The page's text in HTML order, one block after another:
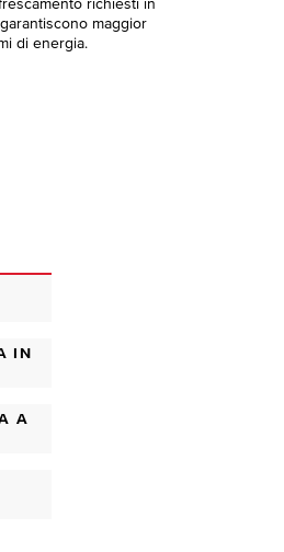
richiesti in
maggior
di energia.
IN
A